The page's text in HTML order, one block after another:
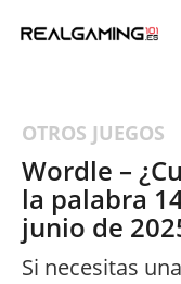
OTROS JUEGOS
Wordle –
la palabra
junio de
Si necesitas